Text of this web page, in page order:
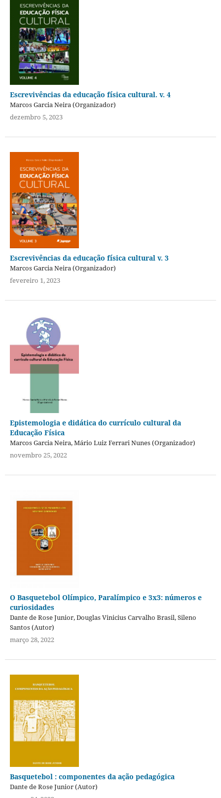
Escrevivências da educação física cultural. v. 4
Marcos Garcia Neira (Organizador)
dezembro 5, 2023
Escrevivências da educação física cultural v. 3
Marcos Garcia Neira (Organizador)
fevereiro 1, 2023
Epistemologia e didática do currículo cultural da
Educação Física
Marcos Garcia Neira, Mário Luiz Ferrari Nunes (Organizador)
novembro 25, 2022
O Basquetebol Olímpico, Paralímpico e 3x3: números e
curiosidades
Dante de Rose Junior, Douglas Vinicius Carvalho Brasil, Sileno
Santos (Autor)
março 28, 2022
Basquetebol : componentes da ação pedagógica
Dante de Rose Junior (Autor)